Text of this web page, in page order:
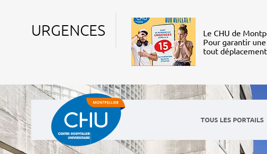
URGENCES
Le CHU de
Pour garantir
tout
TOUS LES PORTAILS